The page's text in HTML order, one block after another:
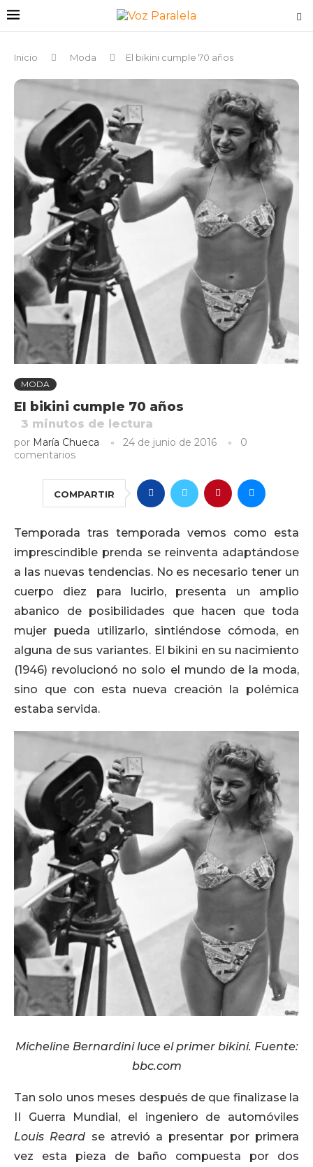
Inicio Moda El bikini cumple 70 años
MODA
El bikini cumple 70 años
3 minutos de lectura
por María Chueca 24 de junio de 2016
0
comentarios
COMPARTIR
Temporada tras temporada vemos como esta
imprescindible prenda se reinventa adaptándose
a las nuevas tendencias. No es necesario tener un
cuerpo diez para lucirlo, presenta un amplio
abanico de posibilidades que hacen que toda
mujer pueda utilizarlo, sintiéndose cómoda, en
alguna de sus variantes. El bikini en su nacimiento
(1946) revolucionó no solo el mundo de la moda,
sino que con esta nueva creación la polémica
estaba servida.
Micheline Bernardini luce el primer bikini. Fuente:
bbc.com
Tan solo unos meses después de que finalizase la
II Guerra Mundial, el ingeniero de automóviles
Louis Reard se atrevió a presentar por primera
vez esta pieza de baño compuesta por dos